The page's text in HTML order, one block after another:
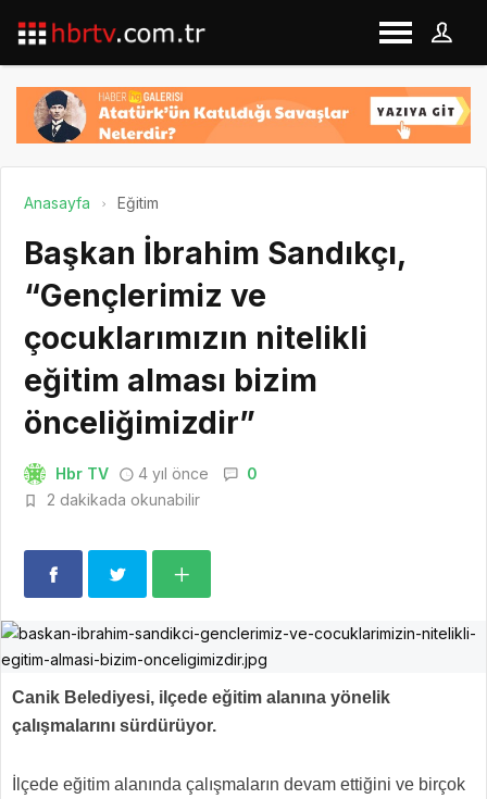
Anasayfa Eğitim
Başkan İbrahim Sandıkçı,
“Gençlerimiz ve
çocuklarımızın nitelikli
eğitim alması bizim
önceliğimizdir”
Hbr TV 4 yıl önce
0
2 dakikada okunabilir
Canik Belediyesi, ilçede eğitim alanına yönelik
çalışmalarını sürdürüyor.
İlçede eğitim alanında çalışmaların devam ettiğini ve birçok